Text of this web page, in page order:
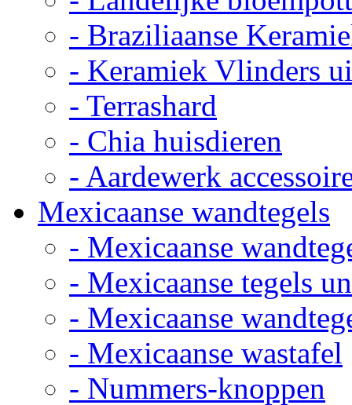
- Braziliaanse
- Keramiek Vlinders
- Terrashard
- Chia huisdieren
- Aardewerk
Mexicaanse wandtegels
- Mexicaanse
- Mexicaanse tegels
- Mexicaanse
- Mexicaanse wastafel
- Nummers-knoppen